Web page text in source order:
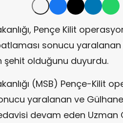
Pençe Kilit
sonucu yaralanan
şehit olduğunu duyurdu.
(MSB) Pençe-Kilit
yaralanan ve
devam eden Uzman